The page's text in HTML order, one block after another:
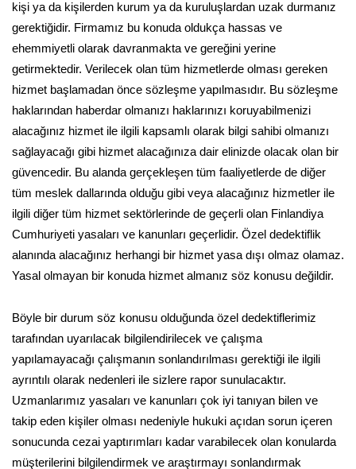
kişi ya da kişilerden kurum ya da kuruluşlardan uzak durmanız
gerektiğidir. Firmamız bu konuda oldukça hassas ve
ehemmiyetli olarak davranmakta ve gereğini yerine
getirmektedir. Verilecek olan tüm hizmetlerde olması gereken
hizmet başlamadan önce sözleşme yapılmasıdır. Bu sözleşme
haklarından haberdar olmanızı haklarınızı koruyabilmenizi
alacağınız hizmet ile ilgili kapsamlı olarak bilgi sahibi olmanızı
sağlayacağı gibi hizmet alacağınıza dair elinizde olacak olan bir
güvencedir. Bu alanda gerçekleşen tüm faaliyetlerde de diğer
tüm meslek dallarında olduğu gibi veya alacağınız hizmetler ile
ilgili diğer tüm hizmet sektörlerinde de geçerli olan Finlandiya
Cumhuriyeti yasaları ve kanunları geçerlidir. Özel dedektiflik
alanında alacağınız herhangi bir hizmet yasa dışı olmaz olamaz.
Yasal olmayan bir konuda hizmet almanız söz konusu değildir.
Böyle bir durum söz konusu olduğunda özel dedektiflerimiz
tarafından uyarılacak bilgilendirilecek ve çalışma
yapılamayacağı çalışmanın sonlandırılması gerektiği ile ilgili
ayrıntılı olarak nedenleri ile sizlere rapor sunulacaktır.
Uzmanlarımız yasaları ve kanunları çok iyi tanıyan bilen ve
takip eden kişiler olması nedeniyle hukuki açıdan sorun içeren
sonucunda cezai yaptırımları kadar varabilecek olan konularda
müşterilerini bilgilendirmek ve araştırmayı sonlandırmak